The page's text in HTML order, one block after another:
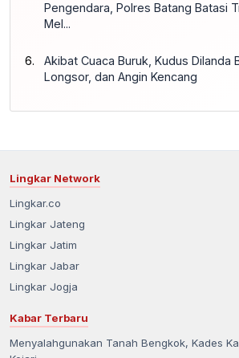
Pengendara, Polres Batang Batasi
Mel...
Akibat Cuaca Buruk, Kudus Dilanda
Longsor, dan Angin Kencang
Lingkar Network
Lingkar.co
Lingkar Jateng
Lingkar Jatim
Lingkar Jabar
Lingkar Jogja
Kabar Terbaru
Menyalahgunakan Tanah Bengkok, Kades